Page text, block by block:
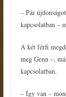
– Pár
kapcsolatban –
A két férfi
meg Genn –,
kapcsolatban.
– Így van –